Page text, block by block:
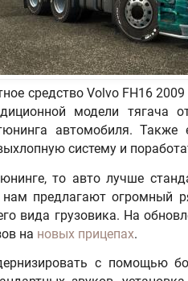
средство Volvo FH16
модели тягача
автомобиля.
систему и
то авто лучше
нам предлагают огромный
вида грузовика. На
на новых прицепах.
с помощью